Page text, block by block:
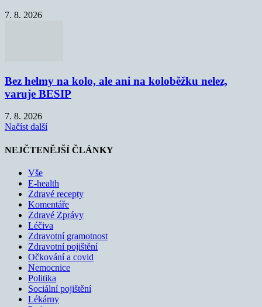
7. 8. 2026
Bez helmy na kolo, ale ani na koloběžku nelez,
varuje BESIP
7. 8. 2026
Načíst další
NEJČTENĚJŠÍ ČLÁNKY
Vše
E-health
Zdravé recepty
Komentáře
Zdravé Zprávy
Léčiva
Zdravotní gramotnost
Zdravotní pojištění
Očkování a covid
Nemocnice
Politika
Sociální pojištění
Lékárny